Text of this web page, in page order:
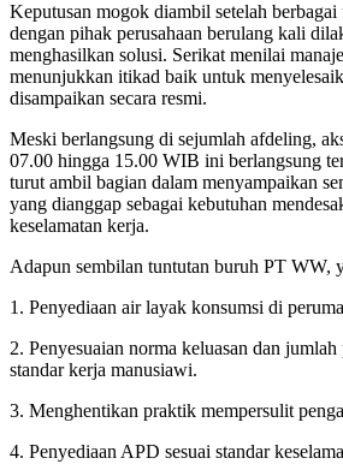
Keputusan mogok diambil setelah
dengan pihak perusahaan berulang kali
menghasilkan solusi. Serikat menilai
menunjukkan itikad baik untuk
disampaikan secara resmi.
Meski berlangsung di sejumlah afdeling,
07.00 hingga 15.00 WIB ini berlangsung
turut ambil bagian dalam menyampaikan
yang dianggap sebagai kebutuhan
keselamatan kerja.
Adapun sembilan tuntutan buruh PT WW,
1. Penyediaan air layak konsumsi di
2. Penyesuaian norma keluasan dan
standar kerja manusiawi.
3. Menghentikan praktik mempersulit
4. Penyediaan APD sesuai standar